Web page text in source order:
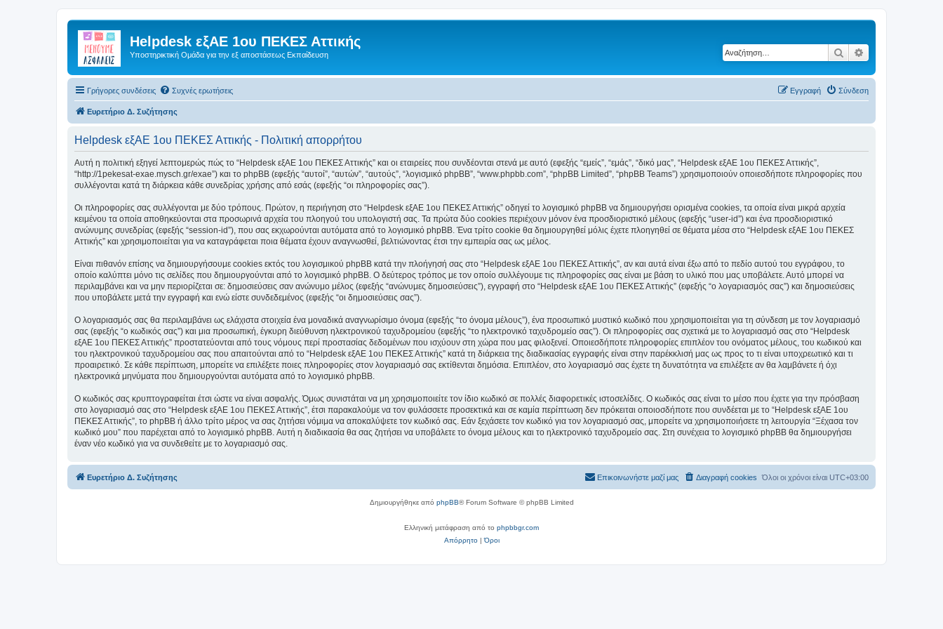
Helpdesk εξΑΕ 1ου ΠΕΚΕΣ Αττικής
Υποστηρικτική Ομάδα για την εξ αποστάσεως Εκπαίδευση Αναζήτηση
Γρήγορες συνδέσεις Συχνές ερωτήσεις Σύνδεση
Εγγραφή
Ευρετήριο Δ. Συζήτησης
Helpdesk εξΑΕ 1ου ΠΕΚΕΣ Αττικής - Πολιτική απορρήτου
Αυτή η πολιτική εξηγεί λεπτομερώς πώς το “Helpdesk εξΑΕ 1ου ΠΕΚΕΣ Αττικής” και οι εταιρείες που συνδέονται στενά με αυτό (εφεξής “εμείς”, “εμάς”, “δικό μας”, “Helpdesk εξΑΕ 1ου ΠΕΚΕΣ Αττικής”,
“http://1pekesat-exae.mysch.gr/exae”) και το phpBB (εφεξής “αυτοί”, “αυτών”, “αυτούς”, “λογισμικό phpBB”, “www.phpbb.com”, “phpBB Limited”, “phpBB Teams”) χρησιμοποιούν οποιεσδήποτε πληροφορίες που
συλλέγονται κατά τη διάρκεια κάθε συνεδρίας χρήσης από εσάς (εφεξής “οι πληροφορίες σας”).
Οι πληροφορίες σας συλλέγονται με δύο τρόπους. Πρώτον, η περιήγηση στο “Helpdesk εξΑΕ 1ου ΠΕΚΕΣ Αττικής” οδηγεί το λογισμικό phpBB να δημιουργήσει ορισμένα cookies, τα οποία είναι μικρά αρχεία
κειμένου τα οποία αποθηκεύονται στα προσωρινά αρχεία του πλοηγού του υπολογιστή σας. Τα πρώτα δύο cookies περιέχουν μόνον ένα προσδιοριστικό μέλους (εφεξής “user-id”) και ένα προσδιοριστικό
ανώνυμης συνεδρίας (εφεξής “session-id”), που σας εκχωρούνται αυτόματα από το λογισμικό phpBB. Ένα τρίτο cookie θα δημιουργηθεί μόλις έχετε πλοηγηθεί σε θέματα μέσα στο “Helpdesk εξΑΕ 1ου ΠΕΚΕΣ
Αττικής” και χρησιμοποιείται για να καταγράφεται ποια θέματα έχουν αναγνωσθεί, βελτιώνοντας έτσι την εμπειρία σας ως μέλος.
Είναι πιθανόν επίσης να δημιουργήσουμε cookies εκτός του λογισμικού phpBB κατά την πλοήγησή σας στο “Helpdesk εξΑΕ 1ου ΠΕΚΕΣ Αττικής”, αν και αυτά είναι έξω από το πεδίο αυτού του εγγράφου, το
οποίο καλύπτει μόνο τις σελίδες που δημιουργούνται από το λογισμικό phpBB. Ο δεύτερος τρόπος με τον οποίο συλλέγουμε τις πληροφορίες σας είναι με βάση το υλικό που μας υποβάλετε. Αυτό μπορεί να
περιλαμβάνει και να μην περιορίζεται σε: δημοσιεύσεις σαν ανώνυμο μέλος (εφεξής “ανώνυμες δημοσιεύσεις”), εγγραφή στο “Helpdesk εξΑΕ 1ου ΠΕΚΕΣ Αττικής” (εφεξής “ο λογαριασμός σας”) και δημοσιεύσεις
που υποβάλετε μετά την εγγραφή και ενώ είστε συνδεδεμένος (εφεξής “οι δημοσιεύσεις σας”).
Ο λογαριασμός σας θα περιλαμβάνει ως ελάχιστα στοιχεία ένα μοναδικά αναγνωρίσιμο όνομα (εφεξής “το όνομα μέλους”), ένα προσωπικό μυστικό κωδικό που χρησιμοποιείται για τη σύνδεση με τον λογαριασμό
σας (εφεξής “ο κωδικός σας”) και μια προσωπική, έγκυρη διεύθυνση ηλεκτρονικού ταχυδρομείου (εφεξής “το ηλεκτρονικό ταχυδρομείο σας”). Οι πληροφορίες σας σχετικά με το λογαριασμό σας στο “Helpdesk
εξΑΕ 1ου ΠΕΚΕΣ Αττικής” προστατεύονται από τους νόμους περί προστασίας δεδομένων που ισχύουν στη χώρα που μας φιλοξενεί. Οποιεσδήποτε πληροφορίες επιπλέον του ονόματος μέλους, του κωδικού και
του ηλεκτρονικού ταχυδρομείου σας που απαιτούνται από το “Helpdesk εξΑΕ 1ου ΠΕΚΕΣ Αττικής” κατά τη διάρκεια της διαδικασίας εγγραφής είναι στην παρέκκλισή μας ως προς το τι είναι υποχρεωτικό και τι
προαιρετικό. Σε κάθε περίπτωση, μπορείτε να επιλέξετε ποιες πληροφορίες στον λογαριασμό σας εκτίθενται δημόσια. Επιπλέον, στο λογαριασμό σας έχετε τη δυνατότητα να επιλέξετε αν θα λαμβάνετε ή όχι
ηλεκτρονικά μηνύματα που δημιουργούνται αυτόματα από το λογισμικό phpBB.
Ο κωδικός σας κρυπτογραφείται έτσι ώστε να είναι ασφαλής. Όμως συνιστάται να μη χρησιμοποιείτε τον ίδιο κωδικό σε πολλές διαφορετικές ιστοσελίδες. Ο κωδικός σας είναι το μέσο που έχετε για την πρόσβαση
στο λογαριασμό σας στο “Helpdesk εξΑΕ 1ου ΠΕΚΕΣ Αττικής”, έτσι παρακαλούμε να τον φυλάσσετε προσεκτικά και σε καμία περίπτωση δεν πρόκειται οποιοσδήποτε που συνδέεται με το “Helpdesk εξΑΕ 1ου
ΠΕΚΕΣ Αττικής”, το phpBB ή άλλο τρίτο μέρος να σας ζητήσει νόμιμα να αποκαλύψετε τον κωδικό σας. Εάν ξεχάσετε τον κωδικό για τον λογαριασμό σας, μπορείτε να χρησιμοποιήσετε τη λειτουργία “Ξέχασα τον
κωδικό μου” που παρέχεται από το λογισμικό phpBB. Αυτή η διαδικασία θα σας ζητήσει να υποβάλετε το όνομα μέλους και το ηλεκτρονικό ταχυδρομείο σας. Στη συνέχεια το λογισμικό phpBB θα δημιουργήσει
έναν νέο κωδικό για να συνδεθείτε με το λογαριασμό σας.
Ευρετήριο Δ. Συζήτησης Όλοι οι χρόνοι είναι UTC+03:00
Διαγραφή cookies
Επικοινωνήστε μαζί μας
Δημιουργήθηκε από phpBB® Forum Software © phpBB Limited
Ελληνική μετάφραση από το phpbbgr.com
Απόρρητο|Όροι